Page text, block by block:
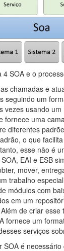
4 SOA e o
chamadas e
seguindo um
vezes usando um
fornece uma
diferentes
o que
esse não é
EAI e ESB
mover,
trabalho
módulos com
em um
de criar esse
fornece um
serviços
SOA é